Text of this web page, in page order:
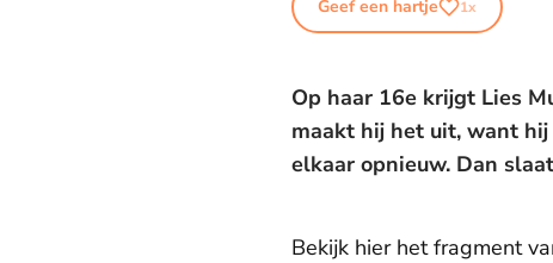
Geef een hartje 1x
Op haar 16e krijgt Lies
maakt hij het uit, want
elkaar opnieuw. Dan
Bekijk hier het fragment